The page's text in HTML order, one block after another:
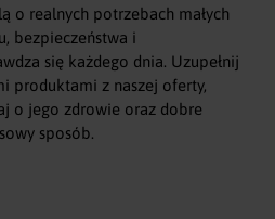
o realnych potrzebach małych
bezpieczeństwa i
się każdego dnia. Uzupełnij
produktami z naszej oferty,
o jego zdrowie oraz dobre
sposób.